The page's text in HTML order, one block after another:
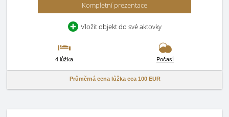
Kompletní prezentace
Vložit objekt do své aktovky
4 lůžka Počasí
Průměrná cena lůžka cca 100 EUR